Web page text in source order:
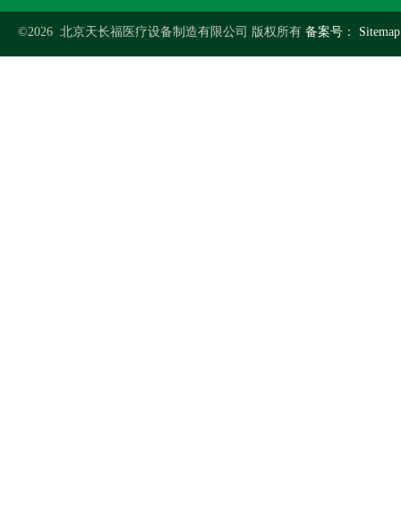
©2026 北京天长福医疗设备制造有限公司 版权所有 备案号：